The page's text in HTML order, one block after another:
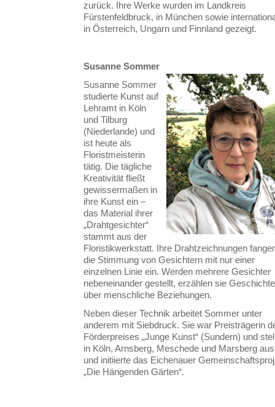
zurück. Ihre Werke wurden im Landkreis
Fürstenfeldbruck, in München sowie
in Österreich, Ungarn und Finnland gezeigt.
Susanne Sommer
Susanne Sommer
studierte Kunst auf
Lehramt in Köln
und Tilburg
(Niederlande) und
ist heute als
Floristmeisterin
tätig. Die tägliche
Kreativität fließt
gewissermaßen in
ihre Kunst ein –
das Material ihrer
„Drahtgesichter“
stammt aus der
Floristikwerkstatt. Ihre Drahtzeichnungen
die Stimmung von Gesichtern mit nur einer
einzelnen Linie ein. Werden mehrere Gesichter
nebeneinander gestellt, erzählen sie
über menschliche Beziehungen.
Neben dieser Technik arbeitet Sommer unter
anderem mit Siebdruck. Sie war Preisträgerin
Förderpreises „Junge Kunst“ (Sundern) und
in Köln, Arnsberg, Meschede und Marsberg aus
und initiierte das Eichenauer
„Die Hängenden Gärten“.